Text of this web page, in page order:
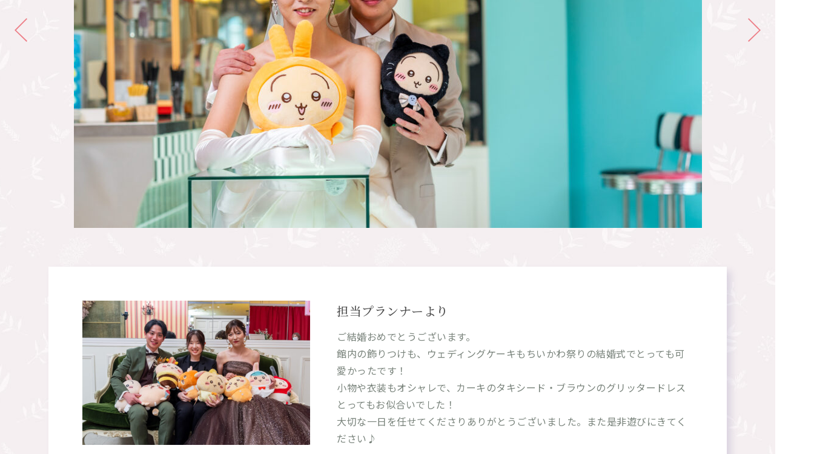
担当プランナーより
ご結婚おめでとうございます。
館内の飾りつけも、ウェディングケーキもちいかわ祭りの結婚式でとっても可
愛かったです！
小物や衣装もオシャレで、カーキのタキシード・ブラウンのグリッタードレス
とってもお似合いでした！
大切な一日を任せてくださりありがとうございました。また是非遊びにきてく
ださい♪